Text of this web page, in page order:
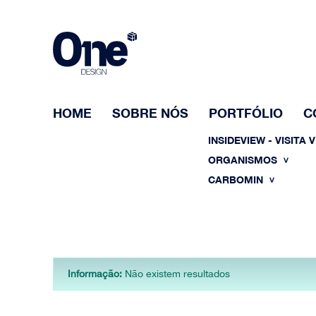
HOME SOBRE NÓS PORTFÓLIO
INSIDEVIEW - VISITA
ORGANISMOS
CARBOMIN
Informação: Não existem resultados